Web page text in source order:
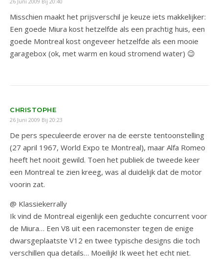
Misschien maakt het prijsverschil je keuze iets makkelijker:
Een goede Miura kost hetzelfde als een prachtig huis, een
goede Montreal kost ongeveer hetzelfde als een mooie
garagebox (ok, met warm en koud stromend water) 😉
CHRISTOPHE
26 Juni 2009 Bij 20:23
De pers speculeerde erover na de eerste tentoonstelling
(27 april 1967, World Expo te Montreal), maar Alfa Romeo
heeft het nooit gewild. Toen het publiek de tweede keer
een Montreal te zien kreeg, was al duidelijk dat de motor
voorin zat.
@ Klassiekerrally
Ik vind de Montreal eigenlijk een geduchte concurrent voor
de Miura… Een V8 uit een racemonster tegen de enige
dwarsgeplaatste V12 en twee typische designs die toch
verschillen qua details… Moeilijk! Ik weet het echt niet.